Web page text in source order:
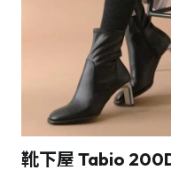
靴下屋 Tabio